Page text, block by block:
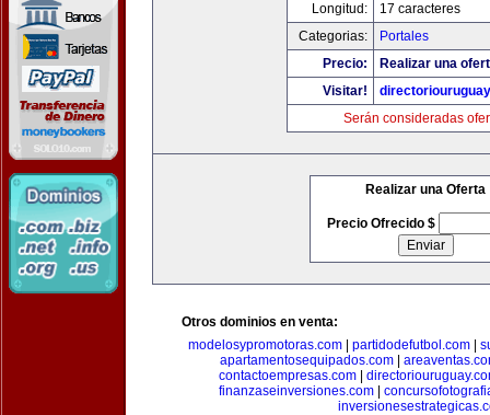
Longitud:
17 caracteres
Categorias:
Portales
Precio:
Realizar una
Visitar!
Serán consideradas
Realizar una Oferta
Precio Ofrecido $
Otros dominios en venta:
modelosypromotoras.com| partidodefutbol.com|
apartamentosequipados.com|
contactoempresas.com
finanzaseinversiones.com